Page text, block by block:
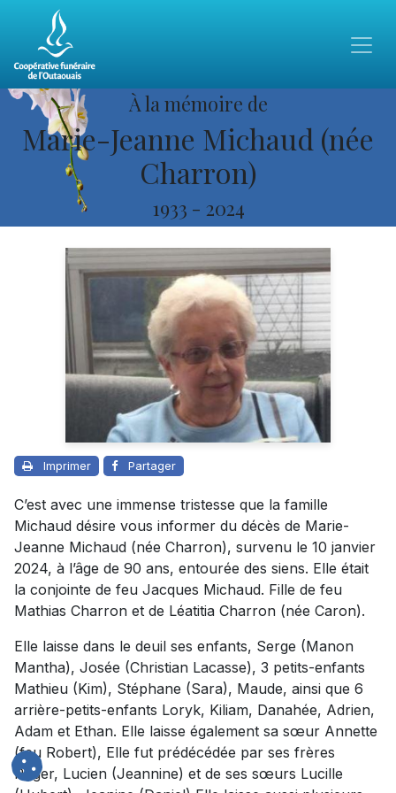
À la mémoire de
Marie-Jeanne Michaud (née
Charron)
1933 - 2024
Imprimer Partager
C’est avec une immense tristesse que la famille
Michaud désire vous informer du décès de Marie-
Jeanne Michaud (née Charron), survenu le 10 janvier
2024, à l’âge de 90 ans, entourée des siens. Elle était
la conjointe de feu Jacques Michaud. Fille de feu
Mathias Charron et de Léatitia Charron (née Caron).
Elle laisse dans le deuil ses enfants, Serge (Manon
Mantha), Josée (Christian Lacasse), 3 petits-enfants
Mathieu (Kim), Stéphane (Sara), Maude, ainsi que 6
arrière-petits-enfants Loryk, Kiliam, Danahée, Adrien,
Adam et Ethan. Elle laisse également sa sœur Annette
(feu Robert), Elle fut prédécédée par ses frères
Roger, Lucien (Jeannine) et de ses sœurs Lucille